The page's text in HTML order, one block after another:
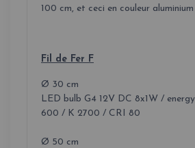
100 cm, et ceci en couleur aluminium
Fil de Fer F
Ø 30 cm
LED bulb G4 12V DC 8x1W /
600 / K 2700 / CRI 80
Ø 50 cm